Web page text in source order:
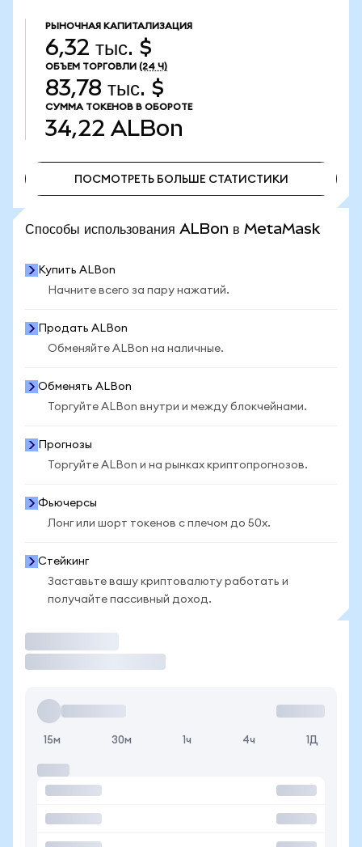
РЫНОЧНАЯ КАПИТАЛИЗАЦИЯ
6,32 тыс. $
ОБЪЕМ ТОРГОВЛИ (24 Ч)
83,78 тыс. $
СУММА ТОКЕНОВ В ОБОРОТЕ
34,22 ALBon
ПОСМОТРЕТЬ БОЛЬШЕ СТАТИСТИКИ
Способы использования ALBon в MetaMask
Купить ALBon
Начните всего за пару нажатий.
Продать ALBon
Обменяйте ALBon на наличные.
Обменять ALBon
Торгуйте ALBon внутри и между блокчейнами.
Прогнозы
Торгуйте ALBon и на рынках криптопрогнозов.
Фьючерсы
Лонг или шорт токенов с плечом до 50x.
Стейкинг
Заставьте вашу криптовалюту работать и
получайте пассивный доход.
15м 30м 1ч 4ч 1Д